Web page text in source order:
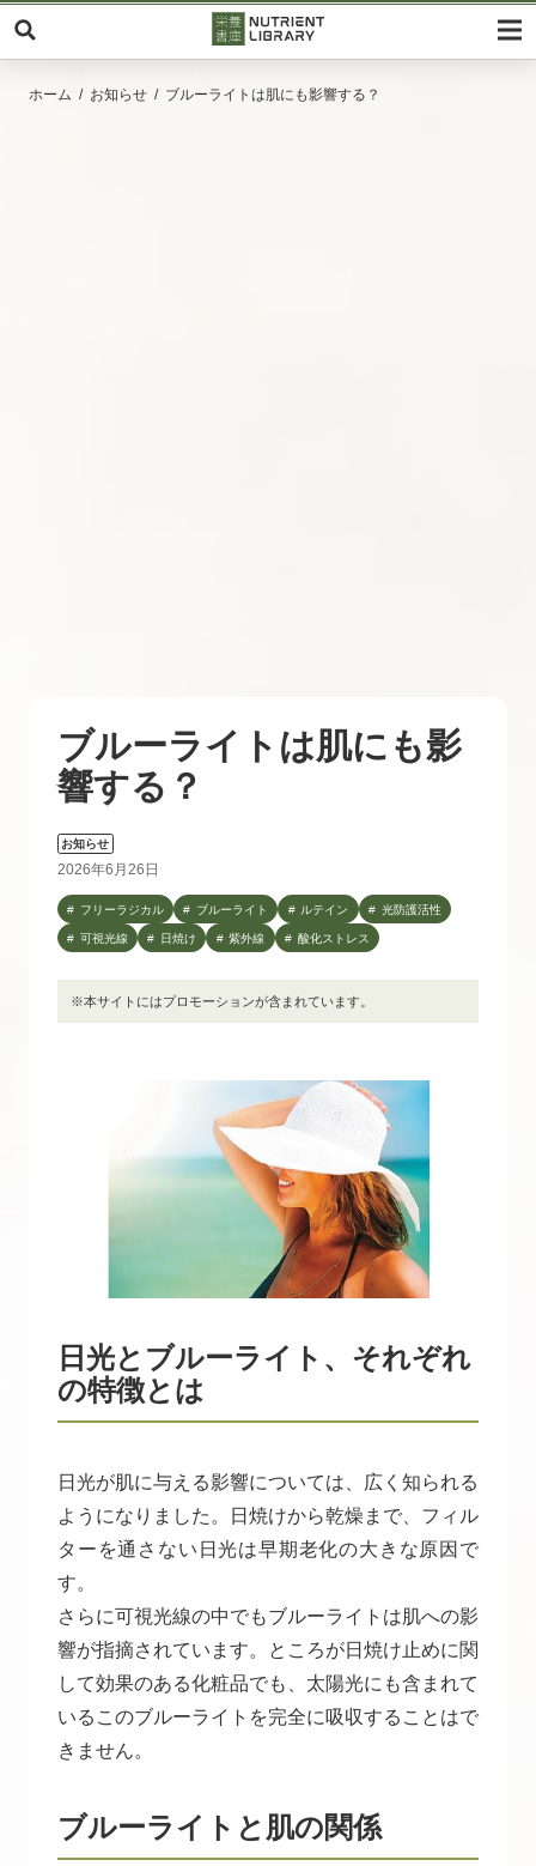
ホーム お知らせ ブルーライトは肌にも影響する？
ブルーライトは肌にも影
響する？
お知らせ
2026年6月26日
フリーラジカル ブルーライト ルテイン 光防護活性
可視光線 日焼け 紫外線 酸化ストレス
※本サイトにはプロモーションが含まれています。
日光とブルーライト、それぞれ
の特徴とは
日光が肌に与える影響については、広く知られる
ようになりました。日焼けから乾燥まで、フィル
ターを通さない日光は早期老化の大きな原因で
す。
さらに可視光線の中でもブルーライトは肌への影
響が指摘されています。ところが日焼け止めに関
して効果のある化粧品でも、太陽光にも含まれて
いるこのブルーライトを完全に吸収することはで
きません。
ブルーライトと肌の関係